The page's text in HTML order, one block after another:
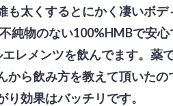
も太くするとにかく凄いボデ
純物のない100%HMBで安心
レメンツを飲んでます。薬
ら飲み方を教えて頂いたの
効果はバッチリです。